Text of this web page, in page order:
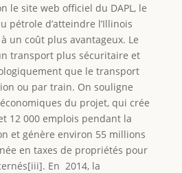
le site web officiel du DAPL, le
pétrole d’atteindre l’Illinois
un coût plus avantageux. Le
transport plus sécuritaire et
que le transport
ou par train. On souligne
du projet, qui crée
12 000 emplois pendant la
et génère environ 55 millions
en taxes de propriétés pour
En 2014, la